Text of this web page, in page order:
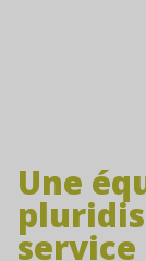
Une
service